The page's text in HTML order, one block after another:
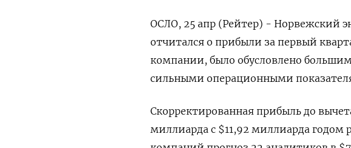
ОСЛО, 25 апр (Рейтер) - Норвежский
отчитался о прибыли за первый
компании, было обусловлено
сильными операционными
Скорректированная прибыль до
миллиарда с $11,92 миллиарда годом